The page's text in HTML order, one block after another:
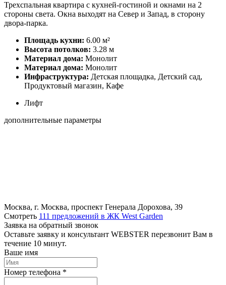
Трехспальная квартира с кухней-гостиной и окнами на 2
стороны света. Окна выходят на Север и Запад, в сторону
двора-парка.
Площадь кухни: 6.00 м²
Высота потолков: 3.28 м
Материал дома: Монолит
Материал дома: Монолит
Инфраструктура: Детская площадка, Детский сад,
Продуктовый магазин, Кафе
Лифт
дополнительные параметры
Москва, г. Москва, проспект Генерала Дорохова, 39
Смотреть 111 предложений в ЖК West Garden
Заявка на обратный звонок
Оставьте заявку и консультант WEBSTER перезвонит Вам в
течение 10 минут.
Ваше имя
Номер телефона *